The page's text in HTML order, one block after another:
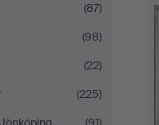
(87)
(98)
(22)
(225)